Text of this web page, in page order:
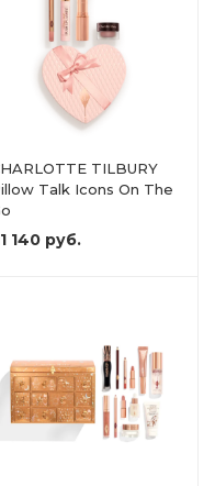
TILBURY
Talk Icons On The
140 руб.